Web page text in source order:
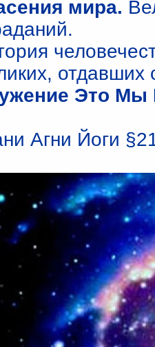
мира.
отдавших
Это Мы
Агни Йоги